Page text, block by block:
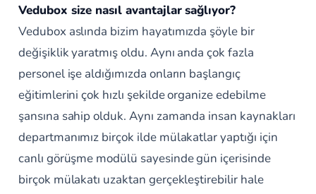
Vedubox size nasıl avantajlar sağlıyor?
Vedubox aslında bizim hayatımızda şöyle bir
değişiklik yaratmış oldu. Aynı anda çok fazla
personel işe aldığımızda onların başlangıç
eğitimlerini çok hızlı şekilde organize edebilme
şansına sahip olduk. Aynı zamanda insan kaynakları
departmanımız birçok ilde mülakatlar yaptığı için
canlı görüşme modülü sayesinde gün içerisinde
birçok mülakatı uzaktan gerçekleştirebilir hale